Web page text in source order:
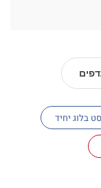
בלוג יחיד